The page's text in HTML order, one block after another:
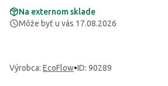
Na externom sklade
Môže byť u vás 17.08.2026
Výrobca: EcoFlow•ID: 90289